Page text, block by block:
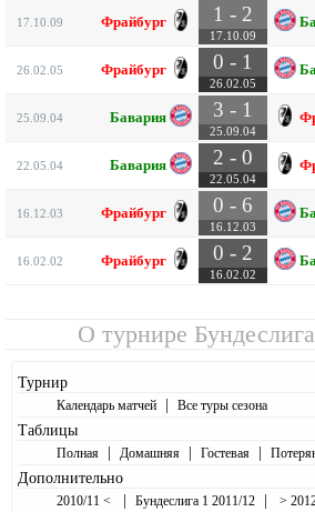
17.10.09 Фрайбург 1 - 2
17.10.09
26.02.05 Фрайбург 0 - 1
26.02.05
25.09.04 Бавария 3 - 1
25.09.04
22.05.04 Бавария 2 - 0
22.05.04
16.12.03 Фрайбург 0 - 6
16.12.03
16.02.02 Фрайбург 0 - 2
16.02.02
О турнире
Турнир
Календарь матчей | Все туры сезона
Таблицы
Полная | Домашняя | Гостевая |
Дополнительно
2010/11 < | Бундеслига 1 2011/12 | >